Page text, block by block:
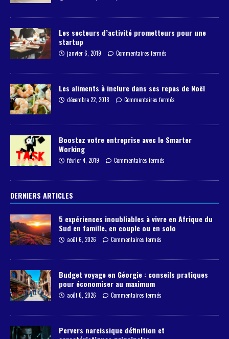
Les secteurs d’activité prometteurs pour une
startup
janvier 6, 2019 Commentaires fermés
Les aliments à inclure dans ses repas de Noël
décembre 22, 2018 Commentaires fermés
Boostez votre entreprise avec le Smarter
Working
février 4, 2019 Commentaires fermés
DERNIERS ARTICLES
5 expériences inoubliables à vivre en Afrique du
Sud en famille, en couple ou en solo
août 6, 2026 Commentaires fermés
Budget voyage en Géorgie : conseils pratiques
pour économiser au maximum
août 6, 2026 Commentaires fermés
Pervers narcissique définition et